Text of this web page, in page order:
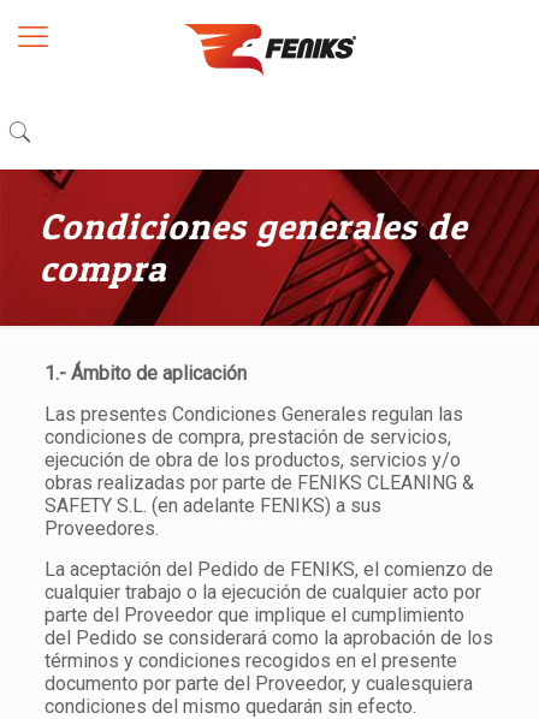
Condiciones generales de
compra
1.- Ámbito de aplicación
Las presentes Condiciones Generales regulan las
condiciones de compra, prestación de servicios,
ejecución de obra de los productos, servicios y/o
obras realizadas por parte de FENIKS CLEANING &
SAFETY S.L. (en adelante FENIKS) a sus
Proveedores.
La aceptación del Pedido de FENIKS, el comienzo de
cualquier trabajo o la ejecución de cualquier acto por
parte del Proveedor que implique el cumplimiento
del Pedido se considerará como la aprobación de los
términos y condiciones recogidos en el presente
documento por parte del Proveedor, y cualesquiera
condiciones del mismo quedarán sin efecto.